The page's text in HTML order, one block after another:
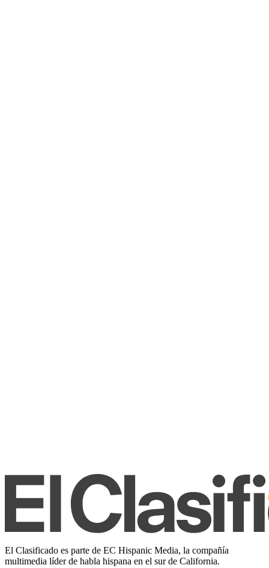
El Clasificado es parte de EC Hispanic Media, la compañía
multimedia líder de habla hispana en el sur de California.